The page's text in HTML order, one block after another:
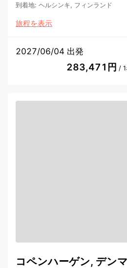
到着地: ヘルシンキ, フィンランド
旅程を表示
2027/06/04 出発
283,471円 /
コペンハーゲン, デン